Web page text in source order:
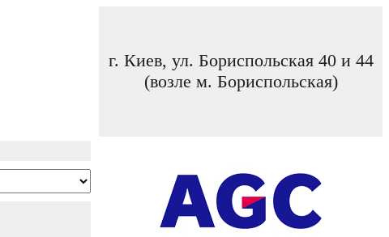
г. Киев, ул. Бориспольская 40 и 44
(возле м. Бориспольская)